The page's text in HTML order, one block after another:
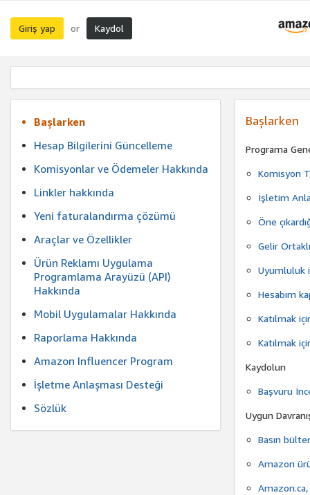
Giriş yap or Kaydol
Başlarken
Hesap Bilgilerini Güncelleme
Komisyonlar ve Ödemeler Hakkında
Linkler hakkında
Yeni faturalandırma çözümü
Araçlar ve Özellikler
Ürün Reklamı Uygulama
Programlama Arayüzü (API)
Hakkında
Mobil Uygulamalar Hakkında
Raporlama Hakkında
Amazon Influencer Program
İşletme Anlaşması Desteği
Sözlük
Başlarken
Programa
Komisyon
İşletim
Öne
Gelir
Uyumluluk
Hesabım
Katılmak
Katılmak
Kaydolun
Başvuru
Uygun
Basın
Amazon